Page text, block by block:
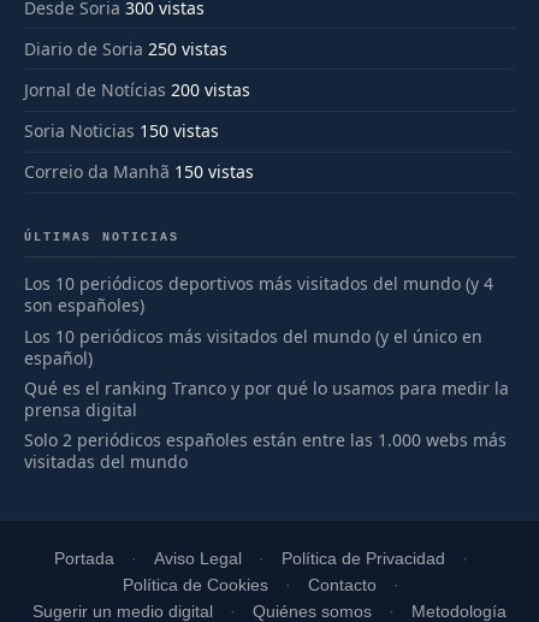
Desde Soria 300 vistas
Diario de Soria 250 vistas
Jornal de Notícias 200 vistas
Soria Noticias 150 vistas
Correio da Manhã 150 vistas
ÚLTIMAS NOTICIAS
Los 10 periódicos deportivos más visitados del mundo (y 4
son españoles)
Los 10 periódicos más visitados del mundo (y el único en
español)
Qué es el ranking Tranco y por qué lo usamos para medir la
prensa digital
Solo 2 periódicos españoles están entre las 1.000 webs más
visitadas del mundo
Portada Aviso Legal
Política de Privacidad
Política de Cookies
Contacto
Sugerir un medio digital
Quiénes somos Metodología